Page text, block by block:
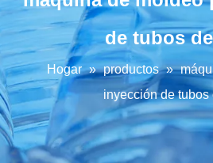
de tubos
Hogar » productos »
inyección de tubos